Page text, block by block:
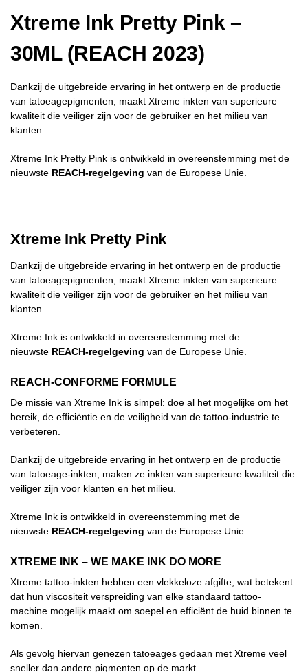
Xtreme Ink Pretty Pink –
30ML (REACH 2023)
Dankzij de uitgebreide ervaring in het ontwerp en de productie
van tatoeagepigmenten, maakt Xtreme inkten van superieure
kwaliteit die veiliger zijn voor de gebruiker en het milieu van
klanten.
Xtreme Ink Pretty Pink is ontwikkeld in overeenstemming met de
nieuwste REACH-regelgeving van de Europese Unie.
Xtreme Ink Pretty Pink
Dankzij de uitgebreide ervaring in het ontwerp en de productie
van tatoeagepigmenten, maakt Xtreme inkten van superieure
kwaliteit die veiliger zijn voor de gebruiker en het milieu van
klanten.
Xtreme Ink is ontwikkeld in overeenstemming met de
nieuwste REACH-regelgeving van de Europese Unie.
REACH-CONFORME FORMULE
De missie van Xtreme Ink is simpel: doe al het mogelijke om het
bereik, de efficiëntie en de veiligheid van de tattoo-industrie te
verbeteren.
Dankzij de uitgebreide ervaring in het ontwerp en de productie
van tatoeage-inkten, maken ze inkten van superieure kwaliteit die
veiliger zijn voor klanten en het milieu.
Xtreme Ink is ontwikkeld in overeenstemming met de
nieuwste REACH-regelgeving van de Europese Unie.
XTREME INK – WE MAKE INK DO MORE
Xtreme tattoo-inkten hebben een vlekkeloze afgifte, wat betekent
dat hun viscositeit verspreiding van elke standaard tattoo-
machine mogelijk maakt om soepel en efficiënt de huid binnen te
komen.
Als gevolg hiervan genezen tatoeages gedaan met Xtreme veel
sneller dan andere pigmenten op de markt.